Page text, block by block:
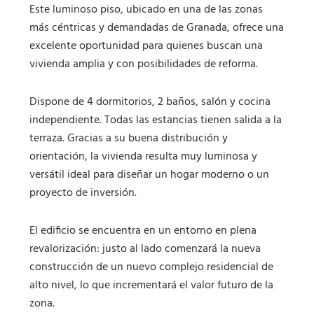
Este luminoso piso, ubicado en una de las zonas
más céntricas y demandadas de Granada, ofrece una
excelente oportunidad para quienes buscan una
vivienda amplia y con posibilidades de reforma.
Dispone de 4 dormitorios, 2 baños, salón y cocina
independiente. Todas las estancias tienen salida a la
terraza. Gracias a su buena distribución y
orientación, la vivienda resulta muy luminosa y
versátil ideal para diseñar un hogar moderno o un
proyecto de inversión.
El edificio se encuentra en un entorno en plena
revalorización: justo al lado comenzará la nueva
construcción de un nuevo complejo residencial de
alto nivel, lo que incrementará el valor futuro de la
zona.